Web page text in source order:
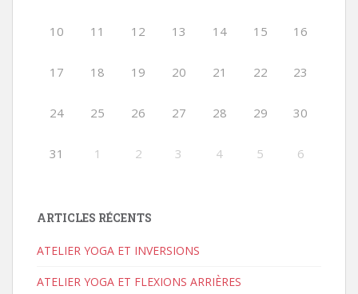
10 11 12 13 14 15 16
17 18 19 20 21 22 23
24 25 26 27 28 29 30
31 1 2 3 4 5 6
ARTICLES RÉCENTS
ATELIER YOGA ET INVERSIONS
ATELIER YOGA ET FLEXIONS ARRIÈRES